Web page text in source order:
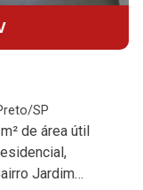
SP
de área útil
Jardim